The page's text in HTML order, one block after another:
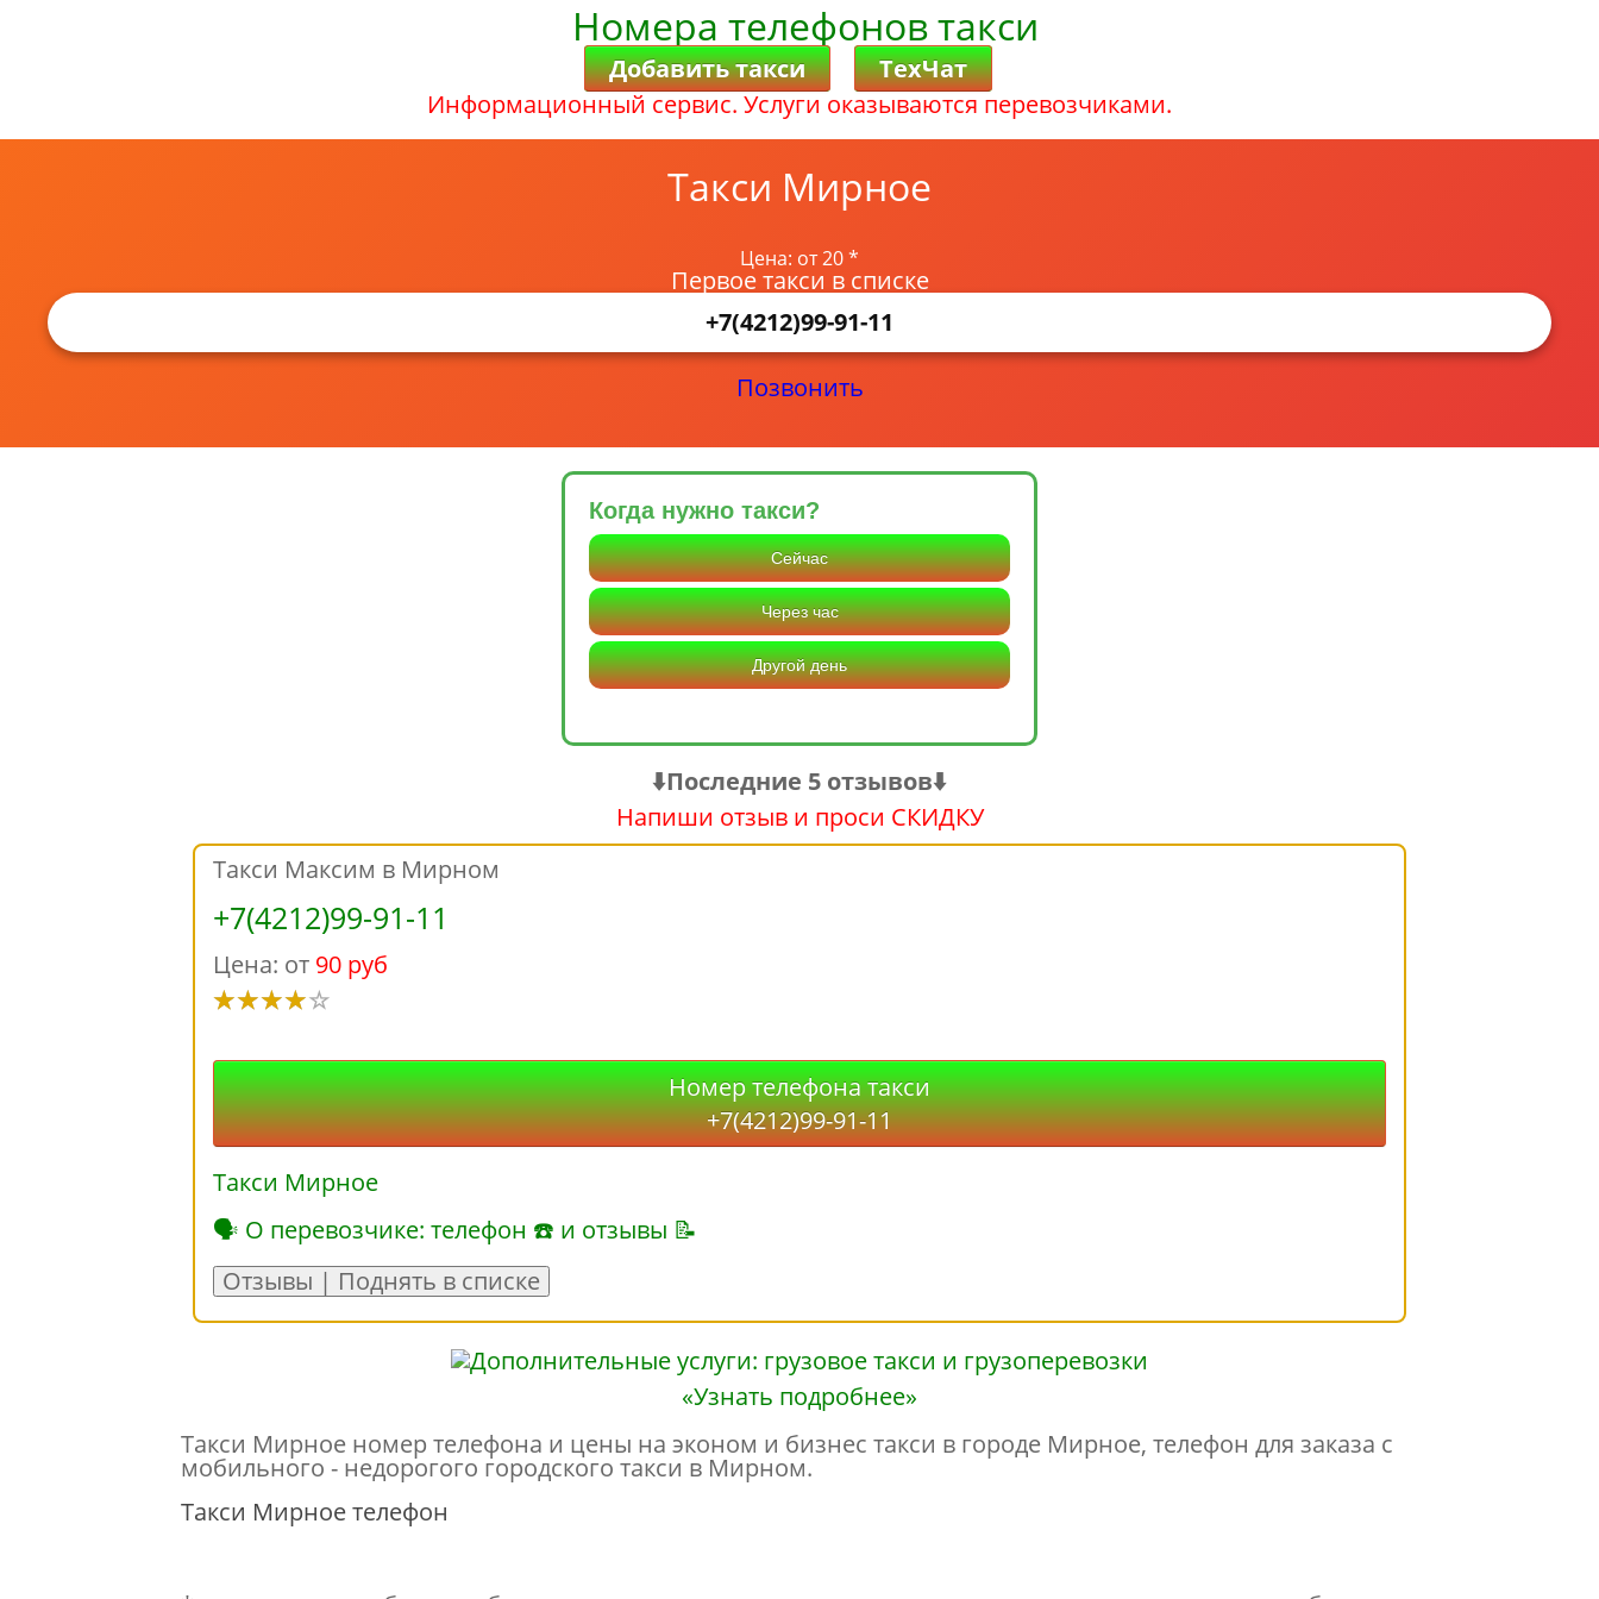
Номера телефонов такси
Добавить такси
ТехЧат
Информационный сервис. Услуги оказываются перевозчиками.
Такси Мирное
Цена: от 20 *
Первое такси в списке
+7(4212)99-91-11
Позвонить
Когда нужно такси?
Сейчас
Через час
Другой день
⬇️Последние 5 отзывов⬇️
Напиши отзыв и проси СКИДКУ
Такси Максим в Мирном
+7(4212)99-91-11
Цена: от 90 руб
Номер телефона такси
+7(4212)99-91-11
Такси Мирное
🗣 О перевозчике: телефон ☎ и отзывы 📝
Отзывы | Поднять в списке
«Узнать подробнее»
Такси Мирное номер телефона и цены на эконом и бизнес такси в городе Мирное, телефон для заказа с
мобильного - недорогого городского такси в Мирном.
Такси Мирное телефон